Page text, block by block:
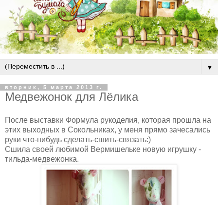
▼
вторник, 5 марта 2013 г.
Медвежонок для Лёлика
После выставки Формула рукоделия, которая прошла на
этих выходных в Сокольниках, у меня прямо зачесались
руки что-нибудь сделать-сшить-связать:)
Сшила своей любимой Вермишельке новую игрушку -
тильда-медвежонка.